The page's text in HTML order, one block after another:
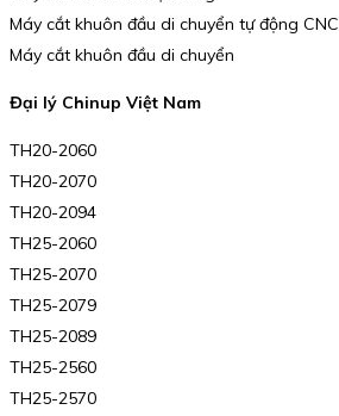
Máy cắt khuôn đầu di chuyển tự động CNC
Máy cắt khuôn đầu di chuyển
Đại lý Chinup Việt Nam
TH20-2060
TH20-2070
TH20-2094
TH25-2060
TH25-2070
TH25-2079
TH25-2089
TH25-2560
TH25-2570